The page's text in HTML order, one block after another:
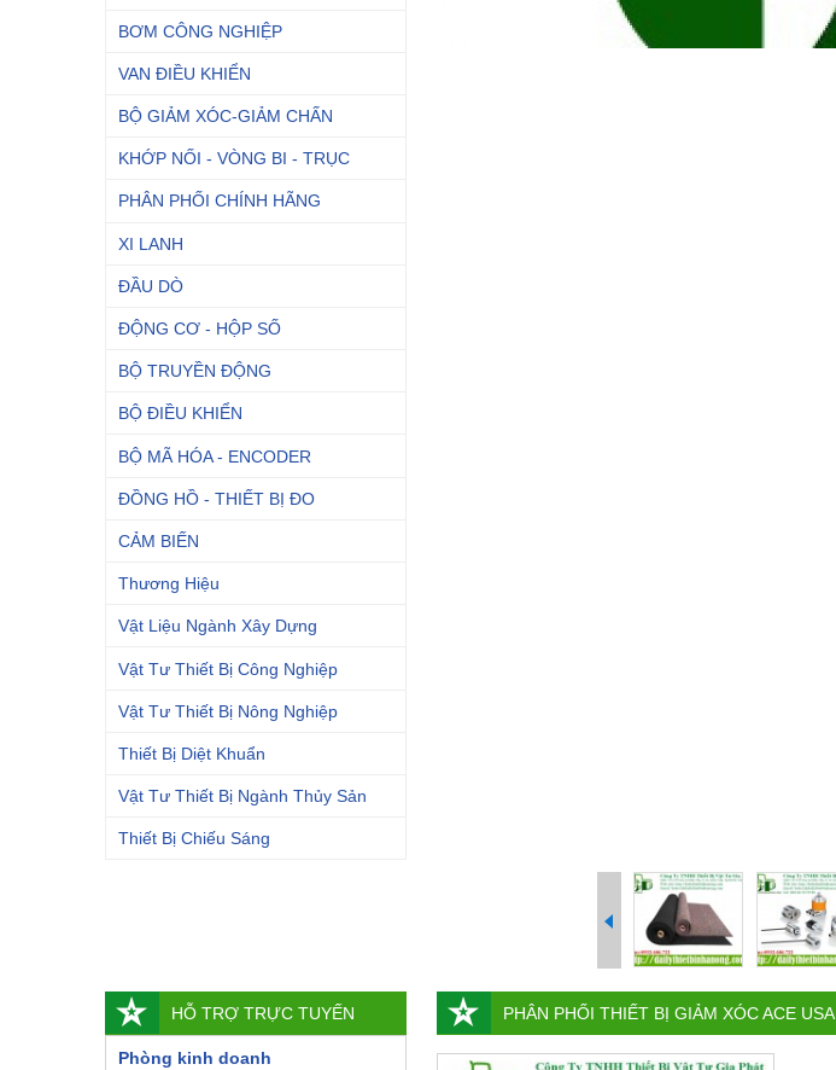
BƠM CÔNG NGHIỆP
VAN ĐIỀU KHIỂN
BỘ GIẢM XÓC-GIẢM CHẤN
KHỚP NỐI - VÒNG BI - TRỤC
PHÂN PHỐI CHÍNH HÃNG
XI LANH
ĐẦU DÒ
ĐỘNG CƠ - HỘP SỐ
BỘ TRUYỀN ĐỘNG
BỘ ĐIỀU KHIỂN
BỘ MÃ HÓA - ENCODER
ĐỒNG HỒ - THIẾT BỊ ĐO
CẢM BIẾN
Thương Hiệu
Vật Liệu Ngành Xây Dựng
Vật Tư Thiết Bị Công Nghiệp
Vật Tư Thiết Bị Nông Nghiệp
Thiết Bị Diệt Khuẩn
Vật Tư Thiết Bị Ngành Thủy Sản
Thiết Bị Chiếu Sáng
HỖ TRỢ TRỰC TUYẾN
Phòng kinh doanh
PHÂN PHỐI THIẾT BỊ GIẢM XÓC ACE USA